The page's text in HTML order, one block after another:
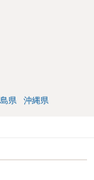
県 沖縄県